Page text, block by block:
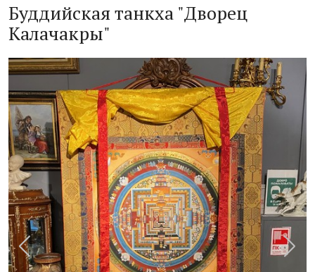
Буддийская танкха "Дворец
Калачакры"